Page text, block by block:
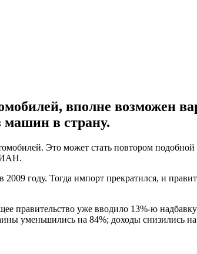
вполне возможен
машин в страну.
Это может стать повтором
году. Тогда импорт прекратился, и
правительство уже вводило 13%-ю
уменьшились на 84%; доходы снизились